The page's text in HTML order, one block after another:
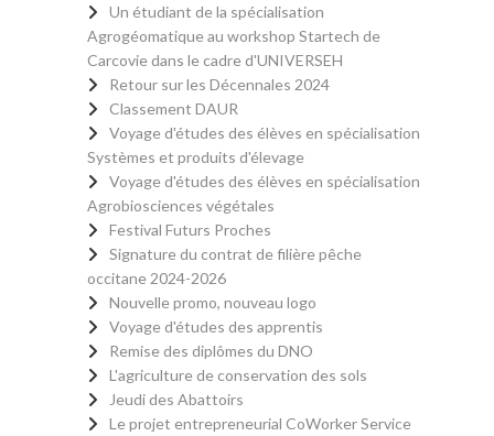
Un étudiant de la spécialisation
Agrogéomatique au workshop Startech de
Carcovie dans le cadre d'UNIVERSEH
Retour sur les Décennales 2024
Classement DAUR
Voyage d'études des élèves en spécialisation
Systèmes et produits d'élevage
Voyage d'études des élèves en spécialisation
Agrobiosciences végétales
Festival Futurs Proches
Signature du contrat de filière pêche
occitane 2024-2026
Nouvelle promo, nouveau logo
Voyage d'études des apprentis
Remise des diplômes du DNO
L'agriculture de conservation des sols
Jeudi des Abattoirs
Le projet entrepreneurial CoWorker Service